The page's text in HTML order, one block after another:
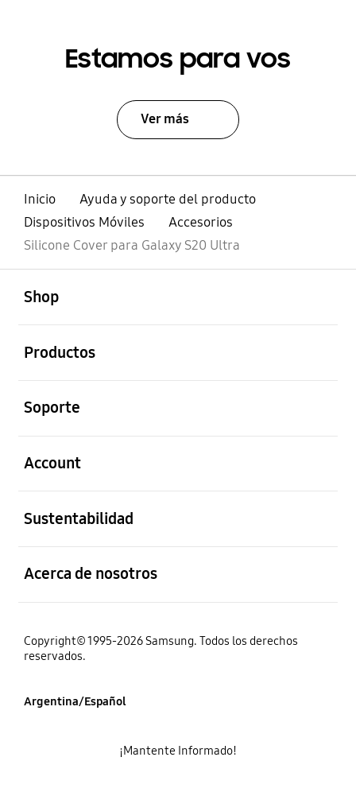
Estamos para vos
Ver más
Inicio
Ayuda y soporte del producto
Dispositivos Móviles
Accesorios
Silicone Cover para Galaxy S20 Ultra
Shop
Productos
Soporte
Account
Sustentabilidad
Acerca de nosotros
Copyright© 1995-2026 Samsung. Todos los derechos
reservados.
Argentina/Español
¡Mantente Informado!